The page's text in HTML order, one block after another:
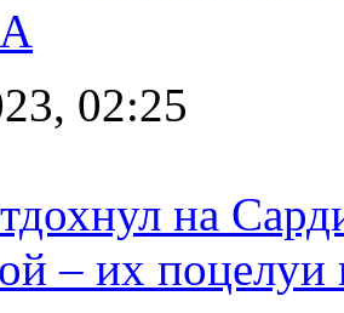
02:25
на
– их поцелуи